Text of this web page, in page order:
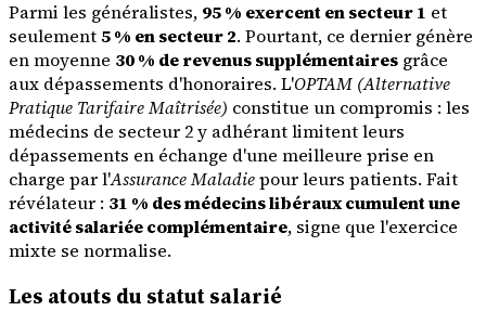
Parmi les généralistes, 95 % exercent en secteur 1 et
seulement5 % en secteur 2. Pourtant, ce dernier génère
en moyenne 30 % de revenus supplémentaires grâce
aux dépassements d'honoraires. L'OPTAM (Alternative
Pratique Tarifaire Maîtrisée) constitue un compromis : les
médecins de secteur 2 y adhérant limitent leurs
dépassements en échange d'une meilleure prise en
charge par l'Assurance Maladiepour leurs patients. Fait
révélateur : 31 % des médecins libéraux cumulent une
activité salariée complémentaire, signe que l'exercice
mixte se normalise.
Les atouts du statut salarié